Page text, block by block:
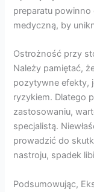
preparatu powinno
medyczną, by
Ostrożność przy
Należy pamiętać,
pozytywne efekty,
ryzykiem. Dlatego
zastosowaniu,
specjalistą.
prowadzić do
nastroju, spadek
Podsumowując,